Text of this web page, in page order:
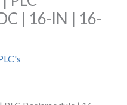
| 16-IN | 16-